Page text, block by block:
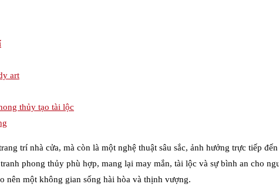
art
thủy tạo tài lộc
trí nhà cửa, mà còn là một nghệ thuật sâu sắc, ảnh hưởng trực tiếp
phong thủy phù hợp, mang lại may mắn, tài lộc và sự bình an cho
nên một không gian sống hài hòa và thịnh vượng.